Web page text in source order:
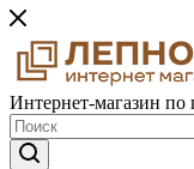
Интернет-магазин по